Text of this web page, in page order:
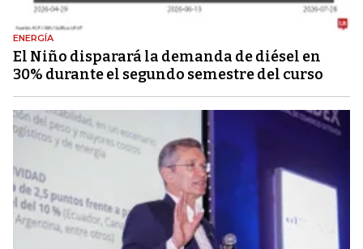
ENERGÍA
El Niño disparará la demanda de diésel en
30% durante el segundo semestre del curso